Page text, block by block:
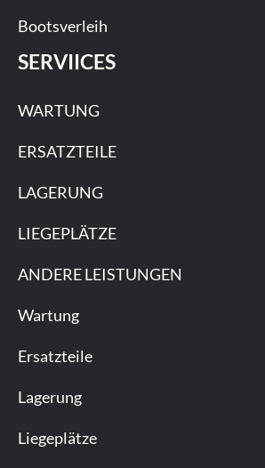
Bootsverleih
SERVIICES
WARTUNG
ERSATZTEILE
LAGERUNG
LIEGEPLÄTZE
ANDERE LEISTUNGEN
Wartung
Ersatzteile
Lagerung
Liegeplätze